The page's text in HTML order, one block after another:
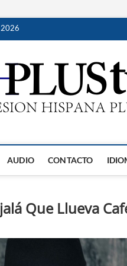
2026
AUDIO CONTACTO
Que Llueva